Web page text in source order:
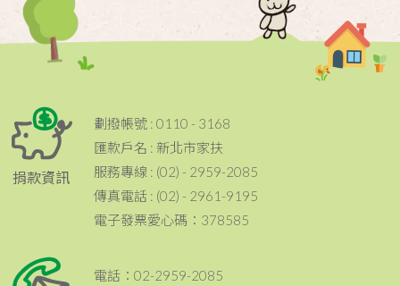
捐款資訊
劃撥帳號 : 0110 - 3168
匯款戶名 : 新北市家扶
服務專線 : (02) - 2959-2085
傳真電話 : (02) - 2961-9195
電子發票愛心碼：378585
電話：02-2959-2085